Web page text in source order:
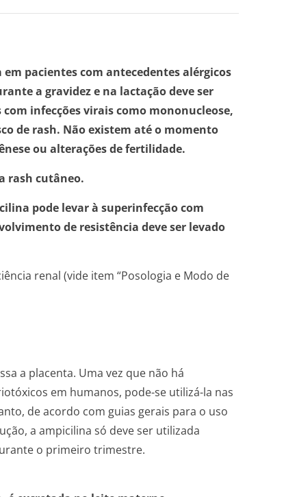
pacientes com antecedentes alérgicos
a gravidez e na lactação deve ser
infecções virais como mononucleose,
de rash. Não existem até o momento
ou alterações de fertilidade.
rash cutâneo.
pode levar à superinfecção com
de resistência deve ser levado
renal (vide item “Posologia e Modo de
a placenta. Uma vez que não há
em humanos, pode-se utilizá-la nas
de acordo com guias gerais para o uso
a ampicilina só deve ser utilizada
o primeiro trimestre.